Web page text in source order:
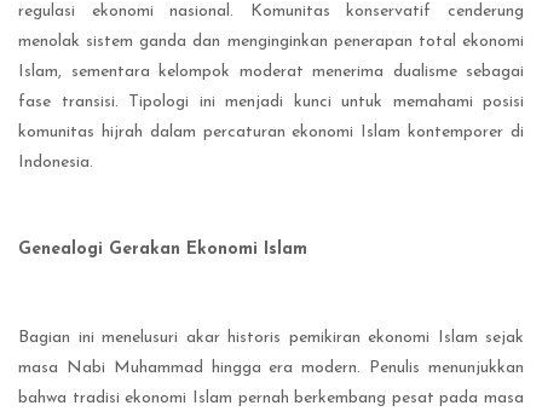
regulasi ekonomi nasional. Komunitas konservatif cenderung
menolak sistem ganda dan menginginkan penerapan total ekonomi
Islam, sementara kelompok moderat menerima dualisme sebagai
fase transisi. Tipologi ini menjadi kunci untuk memahami posisi
komunitas hijrah dalam percaturan ekonomi Islam kontemporer di
Indonesia.
Genealogi Gerakan Ekonomi Islam
Bagian ini menelusuri akar historis pemikiran ekonomi Islam sejak
masa Nabi Muhammad hingga era modern. Penulis menunjukkan
bahwa tradisi ekonomi Islam pernah berkembang pesat pada masa